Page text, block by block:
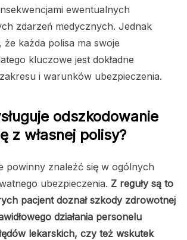
ewentualnych
zdarzeń medycznych. Jednak
każda polisa ma swoje
kluczowe jest dokładne
i warunków ubezpieczenia.
odszkodowanie
z własnej polisy?
powinny znaleźć się w ogólnych
ubezpieczenia. Z reguły są to
pacjent doznał szkody zdrowotnej
działania personelu
lekarskich, czy też wskutek